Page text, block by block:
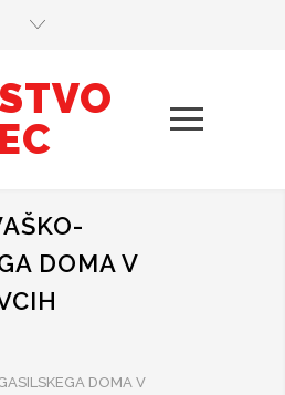
DOMA V
DOMA V